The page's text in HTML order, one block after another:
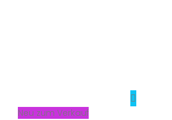
Neu zum Verkauf